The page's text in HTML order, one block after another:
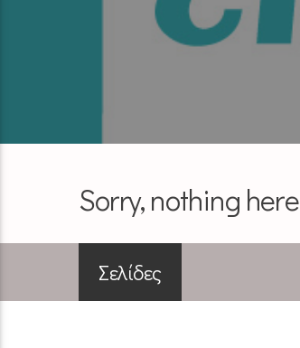
Sorry, nothing here
Σελίδες